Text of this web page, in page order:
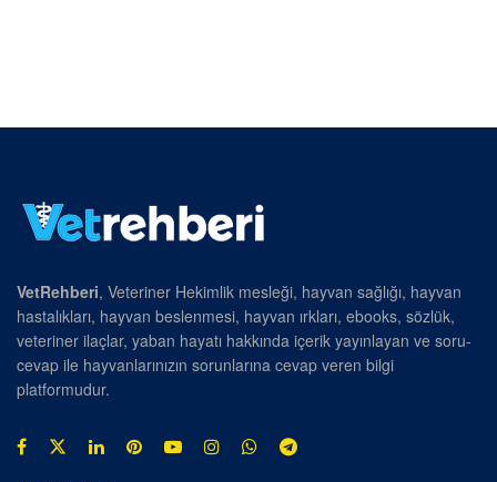
VetRehberi, Veteriner Hekimlik mesleği, hayvan sağlığı, hayvan
hastalıkları, hayvan beslenmesi, hayvan ırkları, ebooks, sözlük,
veteriner ilaçlar, yaban hayatı hakkında içerik yayınlayan ve soru-
cevap ile hayvanlarınızın sorunlarına cevap veren bilgi
platformudur.